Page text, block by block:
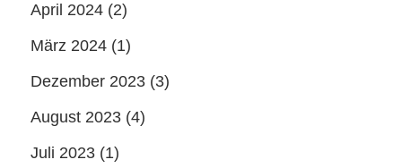
April 2024 (2)
März 2024 (1)
Dezember 2023 (3)
August 2023 (4)
Juli 2023 (1)